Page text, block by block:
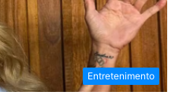
Entretenimento